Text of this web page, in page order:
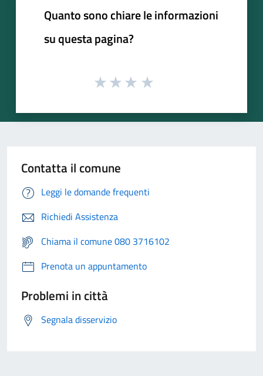
Quanto sono chiare le informazioni
su questa pagina?
Contatta il comune
Leggi le domande frequenti
Richiedi Assistenza
Chiama il comune 080 3716102
Prenota un appuntamento
Problemi in città
Segnala disservizio